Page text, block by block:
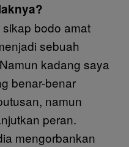
bodo amat
sebuah
kadang saya
benar-benar
namun
peran.
mengorbankan